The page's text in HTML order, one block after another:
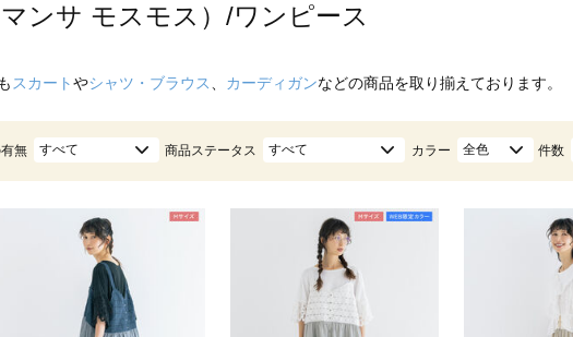
ンサ モスモス）/ワンピース
スカートやシャツ・ブラウス カーディガンなどの商品を取り揃えております。
無 すべて 商品ステータス すべて カラー 全色 件数